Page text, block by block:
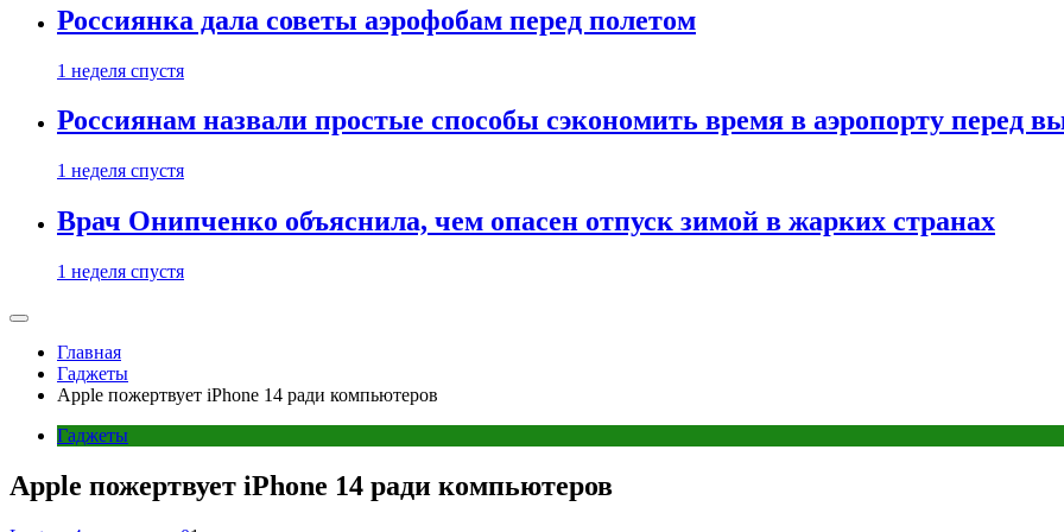
Россиянка дала советы аэрофобам перед полетом
1 неделя спустя
Россиянам назвали простые способы сэкономить время в аэропорту перед
1 неделя спустя
Врач Онипченко объяснила, чем опасен отпуск зимой в жарких странах
1 неделя спустя
Главная
Гаджеты
Apple пожертвует iPhone 14 ради компьютеров
Гаджеты
Apple пожертвует iPhone 14 ради компьютеров